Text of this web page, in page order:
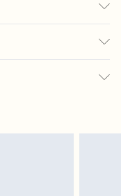
les masques tendance, les